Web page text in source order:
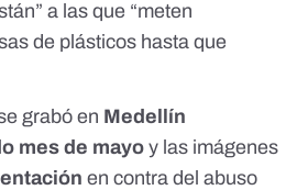
a las que “meten
de plásticos hasta que
grabó en Medellín
mes de mayo y las imágenes
en contra del abuso